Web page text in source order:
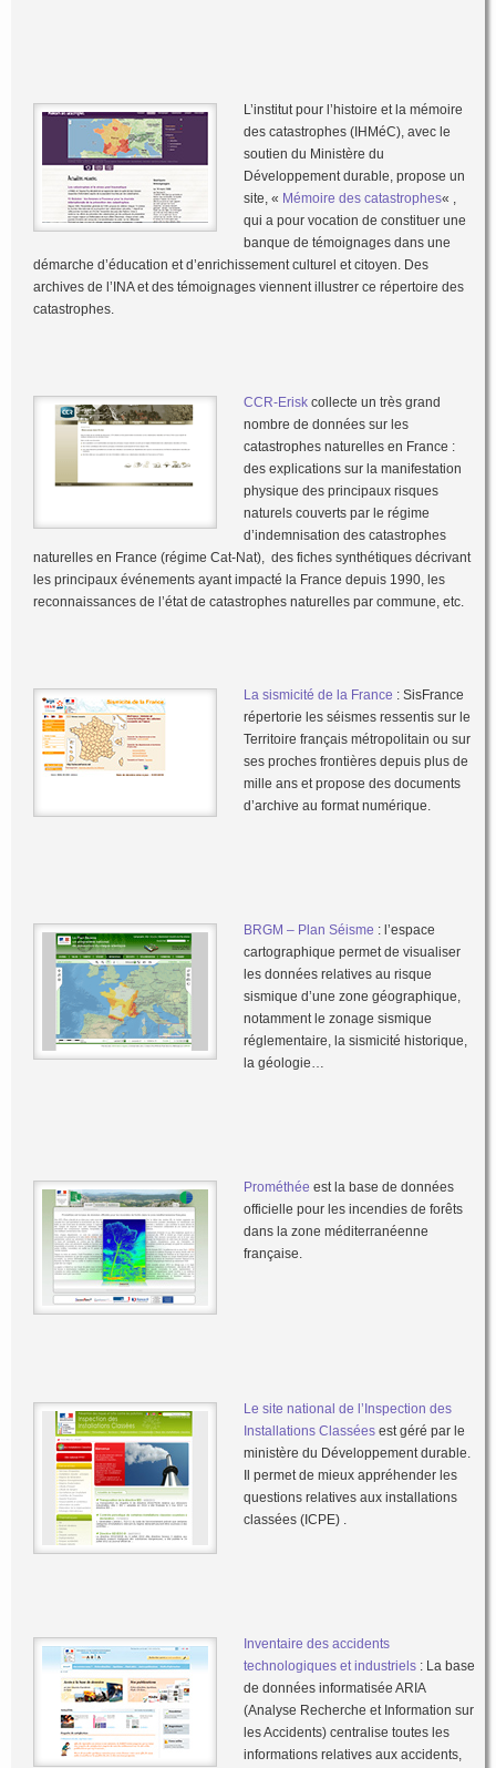
L’institut pour l’histoire et la mémoire
des catastrophes (IHMéC), avec le
soutien du Ministère du
Développement durable, propose un
site, « Mémoire des catastrophes« ,
qui a pour vocation de constituer une
banque de témoignages dans une
démarche d’éducation et d’enrichissement culturel et citoyen. Des
archives de l’INA et des témoignages viennent illustrer ce répertoire des
catastrophes.
CCR-Erisk collecte un très grand
nombre de données sur les
catastrophes naturelles en France :
des explications sur la manifestation
physique des principaux risques
naturels couverts par le régime
d’indemnisation des catastrophes
naturelles en France (régime Cat-Nat), des fiches synthétiques décrivant
les principaux événements ayant impacté la France depuis 1990, les
reconnaissances de l’état de catastrophes naturelles par commune, etc.
La sismicité de la France : SisFrance
répertorie les séismes ressentis sur le
Territoire français métropolitain ou sur
ses proches frontières depuis plus de
mille ans et propose des documents
d’archive au format numérique.
BRGM – Plan Séisme : l’espace
cartographique permet de visualiser
les données relatives au risque
sismique d’une zone géographique,
notamment le zonage sismique
réglementaire, la sismicité historique,
la géologie…
Prométhée est la base de données
officielle pour les incendies de forêts
dans la zone méditerranéenne
française.
Le site national de l’Inspection des
Installations Classées est géré par le
ministère du Développement durable.
Il permet de mieux appréhender les
questions relatives aux installations
classées (ICPE) .
Inventaire des accidents
technologiques et industriels : La base
de données informatisée ARIA
(Analyse Recherche et Information sur
les Accidents) centralise toutes les
informations relatives aux accidents,